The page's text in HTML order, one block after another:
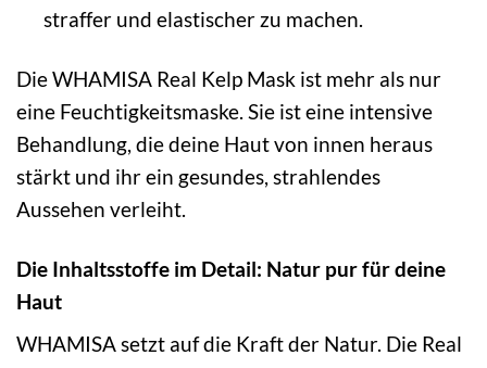
straffer und elastischer zu machen.
Die WHAMISA Real Kelp Mask ist mehr als nur
eine Feuchtigkeitsmaske. Sie ist eine intensive
Behandlung, die deine Haut von innen heraus
stärkt und ihr ein gesundes, strahlendes
Aussehen verleiht.
Die Inhaltsstoffe im Detail: Natur pur für deine
Haut
WHAMISA setzt auf die Kraft der Natur. Die Real